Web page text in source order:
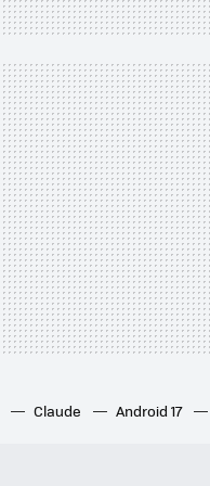
Claude Android 17